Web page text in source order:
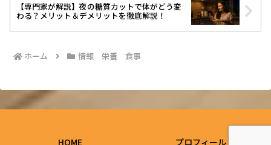
【専門家が解説】夜の糖質カットで体がどう変
わる？メリット＆デメリットを徹底解説！
ホーム 情報 栄養 食事
HOME プロフィール